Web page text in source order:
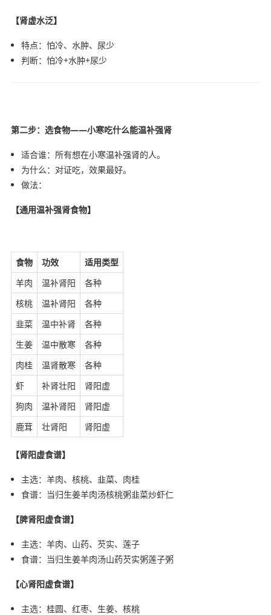
【肾虚水泛】
特点：怕冷、水肿、尿少
判断：怕冷+水肿+尿少
第二步：选食物——小寒吃什么能温补强肾
适合谁：所有想在小寒温补强肾的人。
为什么：对证吃，效果最好。
做法：
【通用温补强肾食物】
食物 功效
适用类型
羊肉
温补肾阳
各种
核桃
温补肾阳
各种
韭菜
温中补肾
各种
生姜
温中散寒
各种
肉桂
温肾散寒
各种
虾
补肾壮阳
肾阳虚
狗肉
温补肾阳
肾阳虚
鹿茸
壮肾阳 肾阳虚
【肾阳虚食谱】
主选：羊肉、核桃、韭菜、肉桂
食谱：当归生姜羊肉汤核桃粥韭菜炒虾仁
【脾肾阳虚食谱】
主选：羊肉、山药、芡实、莲子
食谱：当归生姜羊肉汤山药芡实粥莲子粥
【心肾阳虚食谱】
主选：桂圆、红枣、生姜、核桃